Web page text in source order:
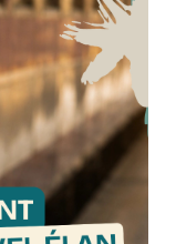
de la
de Travail,
en partenariat
2 juillet, plusieurs